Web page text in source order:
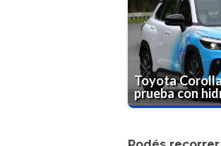
Toyota
prueba con